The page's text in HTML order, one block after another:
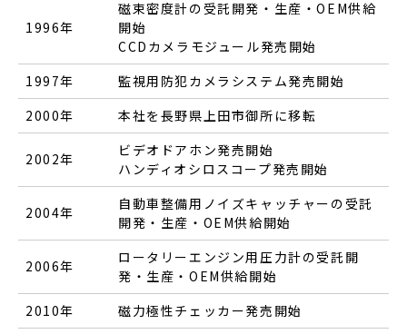
1996年
磁束密度計の受託開発・生産・OEM供給
開始
CCDカメラモジュール発売開始
1997年
監視用防犯カメラシステム発売開始
2000年
本社を長野県上田市御所に移転
2002年
ビデオドアホン発売開始
ハンディオシロスコープ発売開始
2004年
自動車整備用ノイズキャッチャーの受託
開発・生産・OEM供給開始
2006年
ロータリーエンジン用圧力計の受託開
発・生産・OEM供給開始
2010年
磁力極性チェッカー発売開始